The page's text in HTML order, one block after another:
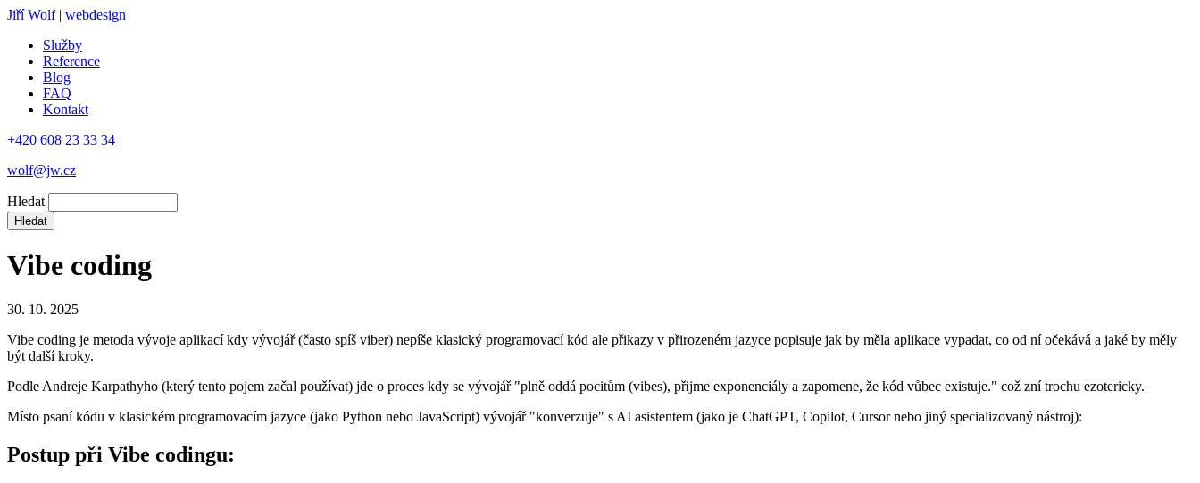
Jiří Wolf | webdesign
Služby
Reference
Blog
FAQ
Kontakt
+420 608 23 33 34
wolf@jw.cz
Hledat
Vibe coding
30. 10. 2025
Vibe coding je metoda vývoje aplikací kdy vývojář (často spíš viber) nepíše klasický programovací kód ale přikazy v přirozeném jazyce popisuje jak by měla aplikace vypadat, co od ní očekává a jaké by měly
být další kroky.
Podle Andreje Karpathyho (který tento pojem začal používat) jde o proces kdy se vývojář "plně oddá pocitům (vibes), přijme exponenciály a zapomene, že kód vůbec existuje." což zní trochu ezotericky.
Místo psaní kódu v klasickém programovacím jazyce (jako Python nebo JavaScript) vývojář "konverzuje" s AI asistentem (jako je ChatGPT, Copilot, Cursor nebo jiný specializovaný nástroj):
Postup při Vibe codingu: